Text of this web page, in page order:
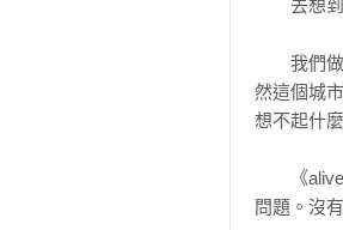
12超人倒
14柏林熊
設計
15蘭姆斯
設計十誡
去想到
我們做
然這個城
想不起什
《alive
問題。沒